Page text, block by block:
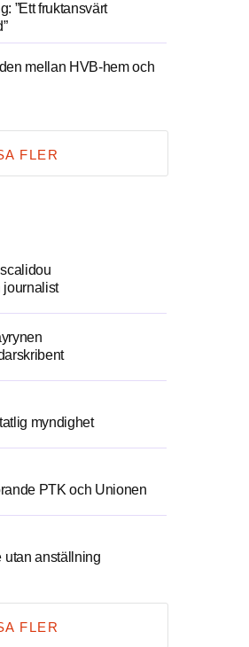
”Ett fruktansvärt
mellan HVB-hem och
FLER
journalist
myndighet
PTK och Unionen
utan anställning
FLER